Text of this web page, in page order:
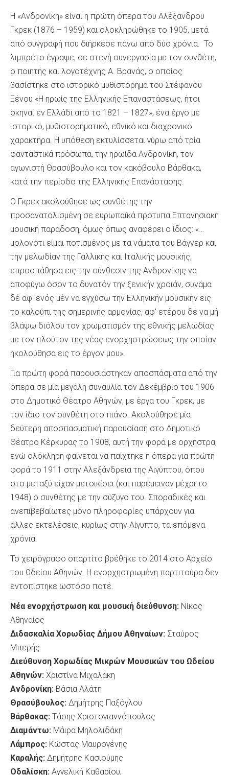
Η «Ανδρονίκη» είναι η πρώτη όπερα του Αλέξανδρου
Γκρεκ (1876 – 1959) και ολοκληρώθηκε το 1905, μετά
από συγγραφή που διήρκεσε πάνω από δύο χρόνια. Το
λιμπρέτο έγραψε, σε στενή συνεργασία με τον συνθέτη,
ο ποιητής και λογοτέχνης Α. Βρανάς, ο οποίος
βασίστηκε στο ιστορικό μυθιστόρημα του Στέφανου
Ξένου «Η ηρωίς της Ελληνικής Επαναστάσεως, ήτοι
σκηναί εν Ελλάδι από το 1821 – 1827», ένα έργο με
ιστορικό, μυθιστορηματικό, εθνικό και διαχρονικό
χαρακτήρα. Η υπόθεση εκτυλίσσεται γύρω από τρία
φανταστικά πρόσωπα, την ηρωίδα Ανδρονίκη, τον
αγωνιστή Θρασύβουλο και τον κακόβουλο Βάρθακα,
κατά την περίοδο της Ελληνικής Επανάστασης.
Ο Γκρεκ ακολούθησε ως συνθέτης την
προσανατολισμένη σε ευρωπαϊκά πρότυπα Επτανησιακή
μουσική παράδοση, όμως όπως αναφέρει ο ίδιος: «…
μολονότι είμαι ποτισμένος με τα νάματα του Βάγνερ και
την μελωδίαν της Γαλλικής και Ιταλικής μουσικής,
επροσπάθησα εις την σύνθεσιν της Ανδρονίκης να
αποφύγω όσον το δυνατόν την ξενικήν χροιάν, συνάμα
δέ αφ' ενός μέν να εγχύσω την Ελληνικήν μουσικήν εις
το καλούπι της σημερινής αρμονίας, αφ' ετέρου δέ να μή
βλάψω διόλου τον χρωματισμόν της εθνικής μελωδίας
με τον πλούτον της νέας ενορχηστρώσεως την οποίαν
ηκολούθησα εις το έργον μου».
Για πρώτη φορά παρουσιάστηκαν αποσπάσματα από την
όπερα σε μία μεγάλη συναυλία τον Δεκέμβριο του 1906
στο Δημοτικό Θέατρο Αθηνών, με έργα του Γκρεκ, με
τον ίδιο τον συνθέτη στο πιάνο. Ακολούθησε μία
δεύτερη αποσπασματική παρουσίαση στο Δημοτικό
Θέατρο Κέρκυρας το 1908, αυτή την φορά με ορχήστρα,
ενώ ολόκληρη φαίνεται να παίχτηκε η όπερα για πρώτη
φορά το 1911 στην Αλεξάνδρεια της Αιγύπτου, όπου
στο μεταξύ είχαν μετοικίσει (και παρέμειναν μέχρι το
1948) ο συνθέτης με την σύζυγο του. Σποραδικές και
ανεπιβεβαίωτες μόνο πληροφορίες υπάρχουν για
άλλες εκτελέσεις, κυρίως στην Αίγυπτο, τα επόμενα
χρόνια.
Το χειρόγραφο σπαρτίτο βρέθηκε το 2014 στο Αρχείο
του Ωδείου Αθηνών. Η ενορχηστρωμένη παρτιτούρα δεν
εντοπίστηκε ωστόσο ποτέ.
Νέα ενορχήστρωση και μουσική διεύθυνση: Νίκος
Αθηναίος
Διδασκαλία Χορωδίας Δήμου Αθηναίων: Σταύρος
Μπερής
Διεύθυνση Χορωδίας Μικρών Μουσικών του Ωδείου
Αθηνών: Χριστίνα Μιχαλάκη
Ανδρονίκη: Βάσια Αλάτη
Θρασύβουλος: Δημήτρης Παξόγλου
Βάρθακας: Τάσης Χριστογιαννόπουλος
Διαμάντω: Μάιρα Μηλολιδάκη
Λάμπρος: Κώστας Μαυρογένης
Καραλής: Δημήτρης Κασιούμης
Οδαλίσκη: Αγγελική Καθαρίου,